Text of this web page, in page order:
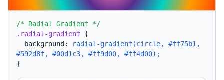
/* Radial Gradient */
.radial-gradient {
background:
radial-gradient(circle, #ff75b1,
#592d8f, #00d1c3, #ff9d00, #ff4d00);
}